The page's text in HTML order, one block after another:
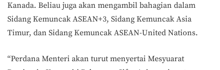
Kanada. Beliau juga akan mengambil bahagian dalam
Sidang Kemuncak ASEAN+3, Sidang Kemuncak Asia
Timur, dan Sidang Kemuncak ASEAN-United Nations.
“Perdana Menteri akan turut menyertai Mesyuarat